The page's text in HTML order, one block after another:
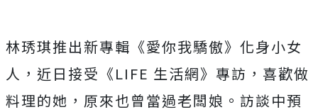
林琇琪推出新專輯《愛你我驕傲》化身小女
人，近日接受《LIFE 生活網》專訪，喜歡做
料理的她，原來也曾當過老闆娘。訪談中預